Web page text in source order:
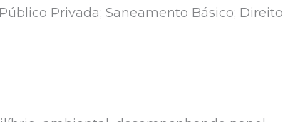
Privada; Saneamento Básico; Direito